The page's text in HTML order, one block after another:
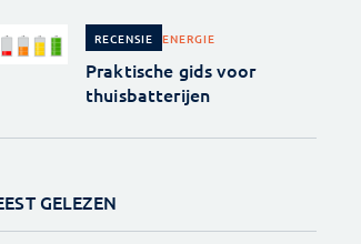
RECENSIE ENERGIE
Praktische gids voor
thuisbatterijen
GELEZEN